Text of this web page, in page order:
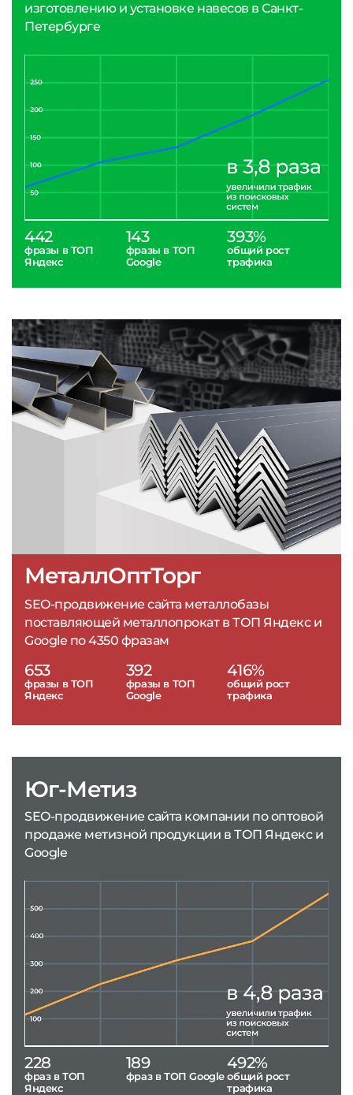
МеталлОптТорг
SEO-продвижение сайта металлобазы
поставляющей металлопрокат в ТОП Яндекс и
Google по 4350 фразам
653
фразы в ТОП
Яндекс
392
фразы в ТОП
Google
416%
общий рост
трафика
изготовлению и установке навесов в Санкт-
Петербурге
442
фразы в ТОП
Яндекс
143
фразы в ТОП
Google
393%
общий рост
трафика
Юг-Метиз
SEO-продвижение сайта компании по оптовой
продаже метизной продукции в ТОП Яндекс и
Google
228
фраз в ТОП
Яндекс
189
фраз в ТОП Google
492%
общий рост
трафика